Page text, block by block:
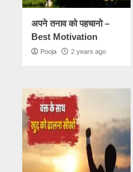
अपने तनाव को पहचानो –
Best Motivation
Pooja 2 years ago